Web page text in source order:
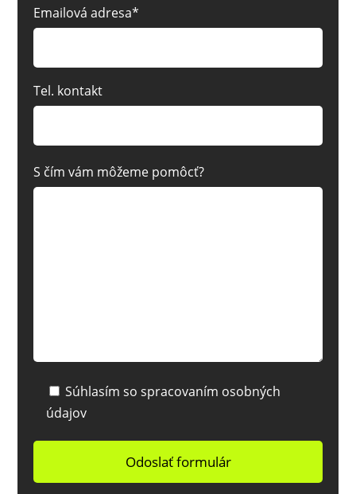
Emailová adresa*
Tel. kontakt
S čím vám môžeme pomôcť?
Súhlasím so spracovaním osobných
údajov